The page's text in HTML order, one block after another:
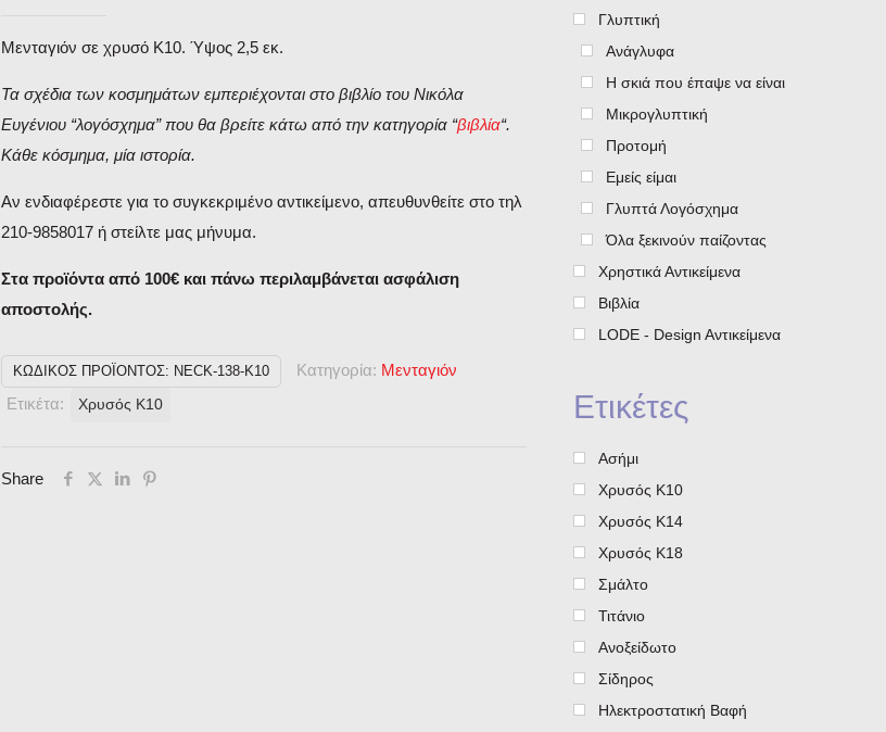
Μενταγιόν σε χρυσό Κ10. Ύψος 2,5 εκ.
Τα σχέδια των κοσμημάτων εμπεριέχονται στο βιβλίο του Νικόλα
Ευγένιου “λογόσχημα” που θα βρείτε κάτω από την κατηγορία “βιβλία“.
Κάθε κόσμημα, μία ιστορία.
Αν ενδιαφέρεστε για το συγκεκριμένο αντικείμενο, απευθυνθείτε στο τηλ
210-9858017 ή στείλτε μας μήνυμα.
Στα προϊόντα από 100€ και πάνω περιλαμβάνεται ασφάλιση
αποστολής.
ΚΩΔΙΚΌΣ ΠΡΟΪΌΝΤΟΣ: NECK-138-K10 Κατηγορία: Μενταγιόν
Ετικέτα:
Χρυσός Κ10
Share
Γλυπτική
Ανάγλυφα
Η σκιά που έπαψε να είναι
Μικρογλυπτική
Προτομή
Εμείς είμαι
Γλυπτά Λογόσχημα
Όλα ξεκινούν παίζοντας
Χρηστικά Αντικείμενα
Βιβλία
LODE - Design Aντικείμενα
Ετικέτες
Ασήμι
Χρυσός Κ10
Χρυσός Κ14
Χρυσός Κ18
Σμάλτο
Τιτάνιο
Ανοξείδωτο
Σίδηρος
Ηλεκτροστατική Βαφή